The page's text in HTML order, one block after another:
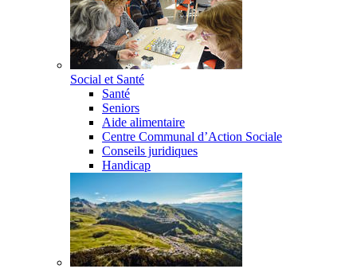
Social et Santé
Santé
Seniors
Aide alimentaire
Centre Communal d’Action Sociale
Conseils juridiques
Handicap